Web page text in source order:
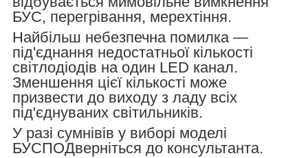
БУС, перегрівання, мерехтіння.
Найбільш небезпечна помилка —
під'єднання недостатньої кількості
світлодіодів на один LED канал.
Зменшення цієї кількості може
призвести до виходу з ладу всіх
під'єднуваних світильників.
У разі сумнівів у виборі моделі
БУСПОДверніться до консультанта.